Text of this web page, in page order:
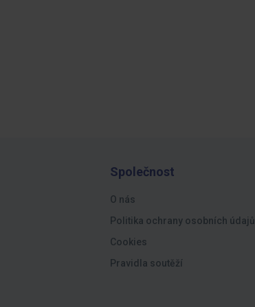
Společnost
O nás
Politika ochrany osobních údajů
Cookies
Pravidla soutěží